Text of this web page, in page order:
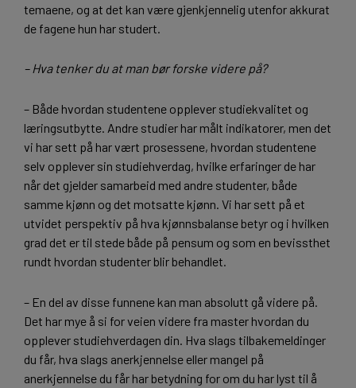
temaene, og at det kan være gjenkjennelig utenfor akkurat
de fagene hun har studert.
– Hva tenker du at man bør forske videre på?
– Både hvordan studentene opplever studiekvalitet og
læringsutbytte. Andre studier har målt indikatorer, men det
vi har sett på har vært prosessene, hvordan studentene
selv opplever sin studiehverdag, hvilke erfaringer de har
når det gjelder samarbeid med andre studenter, både
samme kjønn og det motsatte kjønn. Vi har sett på et
utvidet perspektiv på hva kjønnsbalanse betyr og i hvilken
grad det er til stede både på pensum og som en bevissthet
rundt hvordan studenter blir behandlet.
– En del av disse funnene kan man absolutt gå videre på.
Det har mye å si for veien videre fra master hvordan du
opplever studiehverdagen din. Hva slags tilbakemeldinger
du får, hva slags anerkjennelse eller mangel på
anerkjennelse du får har betydning for om du har lyst til å